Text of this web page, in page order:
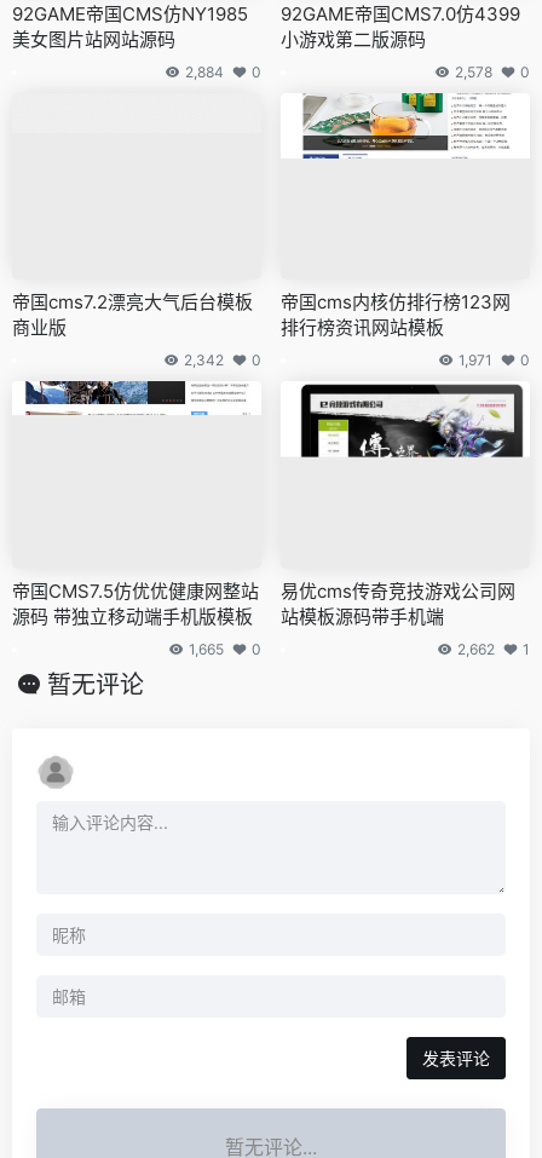
92GAME帝国CMS仿NY1985
美女图片站网站源码
2,884 0
92GAME帝国CMS7.0仿4399
小游戏第二版源码
2,578 0
帝国cms7.2漂亮大气后台模板
商业版
2,342 0
帝国cms内核仿排行榜123网
排行榜资讯网站模板
1,971 0
帝国CMS7.5仿优优健康网整站
源码 带独立移动端手机版模板
1,665 0
易优cms传奇竞技游戏公司网
站模板源码带手机端
2,662 1
暂无评论
发表评论
暂无评论...